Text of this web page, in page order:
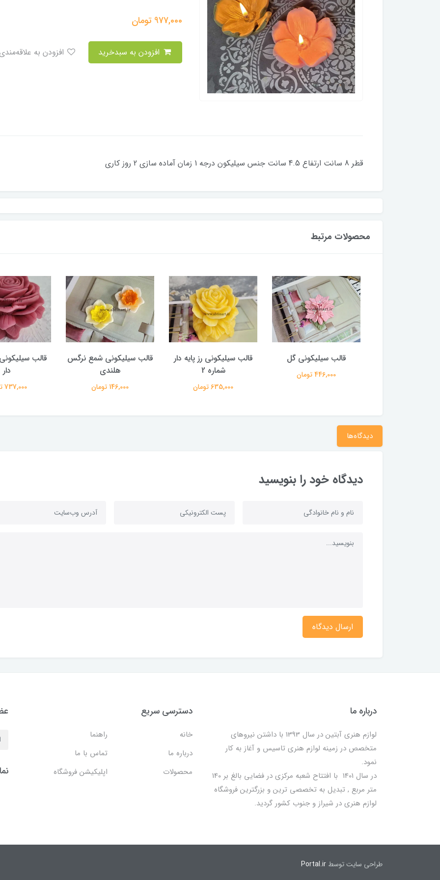
977,000 تومان
قطر 8 سانت ارتفاع 4.5 سانت جنس سیلیکون درجه 1 زمان آماده سازی 2 روز کاری
محصولات مرتبط
قالب سیلیکونی گل
446,000 تومان
قالب سیلیکونی رز پایه دار
شماره 2
635,000 تومان
قالب سیلیکونی شمع نرگس
هلندی
146,000 تومان
قالب
دار
737,000 تومان
دیدگاه‌ها
دیدگاه خود را بنویسید
ارسال دیدگاه
درباره ما
لوازم هنری آبتین در سال 1393 با داشتن نیروهای
متخصص در زمینه لوازم هنری تاسیس و آغاز به کار
نمود.
در سال 1401 با افتتاح شعبه مرکزی در فضایی بالغ بر 140
متر مربع , تبدیل به تخصصی ترین و بزرگترین فروشگاه
لوازم هنری در شیراز و جنوب کشور گردید.
دسترسی سریع
خانه
راهنما
درباره ما
تماس با ما
محصولات
اپلیکیشن فروشگاه
طراحی سایت توسط Portal.ir